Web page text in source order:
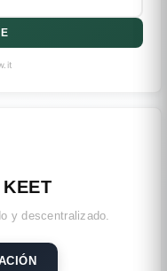
y descentralizado.